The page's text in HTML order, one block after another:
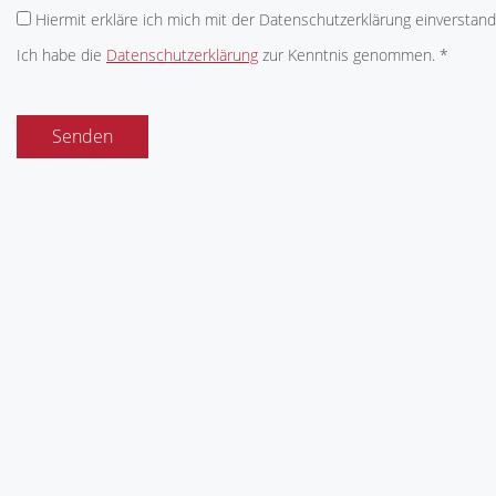
Hiermit erkläre ich mich mit der Datenschutzerklärung
Ich habe die Datenschutzerklärung zur Kenntnis genommen. *